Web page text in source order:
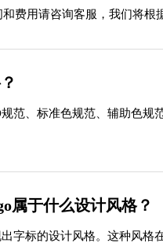
费用请咨询客服，我们将根
范、标准色规范、辅助色规
属于什么设计风格？
字标的设计风格。这种风